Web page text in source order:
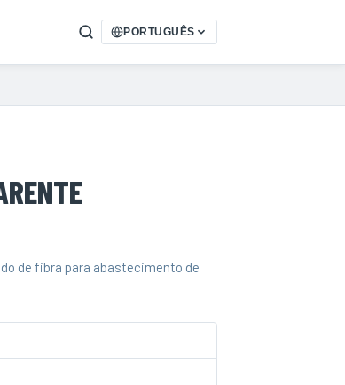
PORTUGUÊS
de fibra para abastecimento de